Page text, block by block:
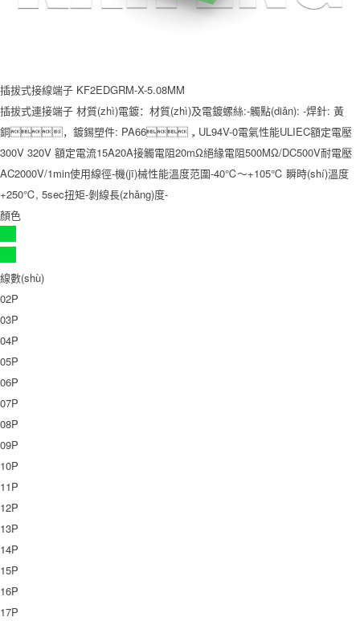
插拔式接線端子 KF2EDGRM-X-5.08MM
插拔式連接端子 材質(zhì)電鍍：材質(zhì)及電鍍螺絲:-觸點(diǎn): -焊針: 黃
銅，鍍錫塑件: PA66，UL94V-0電氣性能ULIEC額定電壓
300V 320V 額定電流15A20A接觸電阻20mΩ絕緣電阻500MΩ/DC500V耐電壓
AC2000V/1min使用線徑-機(jī)械性能溫度范圍-40℃～+105℃ 瞬時(shí)溫度
+250℃, 5sec扭矩-剝線長(zhǎng)度-
顏色
線數(shù)
02P
03P
04P
05P
06P
07P
08P
09P
10P
11P
12P
13P
14P
15P
16P
17P